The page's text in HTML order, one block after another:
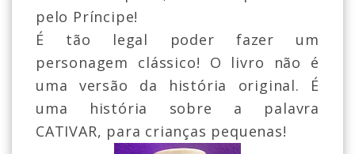
pelo Príncipe!
É tão legal poder fazer um
personagem clássico! O livro não é
uma versão da história original. É
uma história sobre a palavra
CATIVAR, para crianças pequenas!